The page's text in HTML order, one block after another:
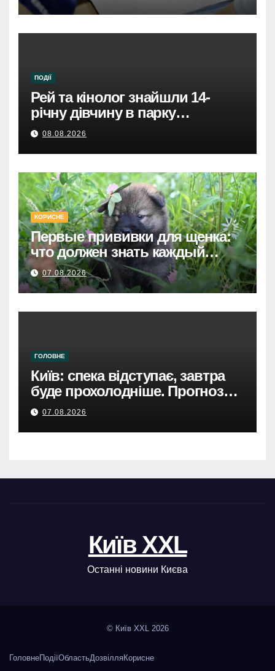
ПОДІЇ
Рей та кінолог знайшли 14-
річну дівчину в парку
Святошинського району.
08.08.2026
КОРИСНЕ
Первые прививки для щенка:
что должен знать каждый
хозяин
07.08.2026
ГОЛОВНЕ
Київ: спека відступає, завтра
буде прохолодніше. Прогноз
погоди
07.08.2026
Київ XXL
Останні новини Києва
© Київ XXL 2026
ГоловнеПодіїОбластьДозвілляКорисне